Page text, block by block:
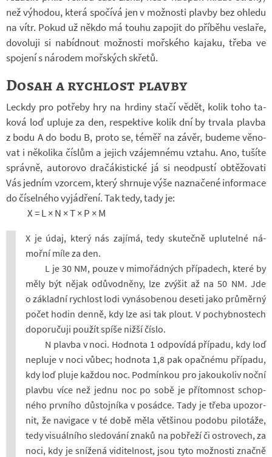
než vý­ho­dou, která spo­čívá jen v mož­nosti plavby bez ohledu
na vítr. Pokud už někdo má touhu za­po­jit do pří­běhu ves­laře,
do­vo­luji si na­bíd­nout mož­nosti moř­ského ka­jaku, třeba ve
spo­jení s ná­ro­dem moř­ských skřetů.
Dosah a rychlost plavby
Lec­kdy pro po­třeby hry na hr­diny stačí vědět, kolik toho ta­
ková loď upluje za den, re­spek­tive kolik dní by tr­vala plavba
z bodu A do bodu B, proto se, téměř na závěr, bu­deme vě­no­
vat i ně­ko­lika čís­lům a je­jich vzá­jem­nému vztahu. Ano, tu­šíte
správně, au­to­rovo dra­čá­kis­tické já si ne­od­pustí ob­tě­žo­vati
Vás jed­ním vzor­cem, který shr­nuje výše na­zna­čené in­for­mace
do čí­sel­ného vy­já­d­ření. Tak tedy, tady je:
X = L × N × T × P × M
X je údaj, který nás za­jímá, tedy sku­tečně uplu­telné ná­
mořní míle za den.
L je 30 NM, pouze v mi­mo­řád­ných pří­pa­dech, které by
měly být nějak odů­vod­něny, lze zvý­šit až na 50 NM. Jde
o zá­kladní rych­lost lodi vy­ná­so­be­nou de­seti jako prů­měrný
počet hodin denně, kdy lze asi tak plout. V po­chyb­nos­tech
do­po­ru­čuji po­u­žít spíše nižší číslo.
N plavba v noci. Hod­nota 1 od­po­vídá pří­padu, kdy loď
ne­pluje v noci vůbec; hod­nota 1,8 pak opač­nému pří­padu,
kdy loď pluje kaž­dou noc. Pod­mín­kou pro ja­kou­ko­liv noční
plavbu více než jednu noc po sobě je pří­tom­nost schop­
ného prv­ního dů­stoj­níka v po­sádce. Tady je třeba upo­zor­
nit, že na­vi­gace v té době měla vět­ši­nou po­dobu pi­lo­táže,
tedy vi­su­ál­ního sle­do­vání znaků na po­břeží či os­t­ro­vech, za
noci, kdy je sní­žená vi­di­tel­nost, jsou tyto mož­nosti značně